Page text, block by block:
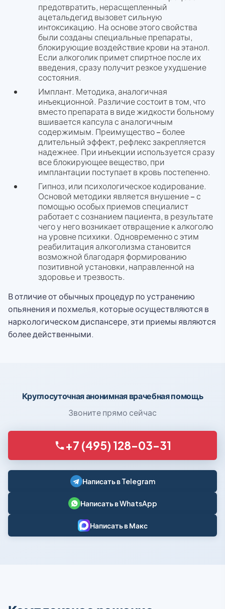
предотвратить, нерасщепленный
ацетальдегид вызовет сильную
интоксикацию. На основе этого свойства
были созданы специальные препараты,
блокирующие воздействие крови на этанол.
Если алкоголик примет спиртное после их
введения, сразу получит резкое ухудшение
состояния.
Имплант. Методика, аналогичная
инъекционной. Различие состоит в том, что
вместо препарата в виде жидкости больному
вшивается капсула с аналогичным
содержимым. Преимущество – более
длительный эффект, рефлекс закрепляется
надежнее. При инъекции используется сразу
все блокирующее вещество, при
имплантации поступает в кровь постепенно.
Гипноз, или психологическое кодирование.
Основой методики является внушение – с
помощью особых приемов специалист
работает с сознанием пациента, в результате
чего у него возникает отвращение к алкоголю
на уровне психики. Одновременно с этим
реабилитация алкоголизма становится
возможной благодаря формированию
позитивной установки, направленной на
здоровье и трезвость.
В отличие от обычных процедур по устранению
опьянения и похмелья, которые осуществляются в
наркологическом диспансере, эти приемы являются
более действенными.
Круглосуточная анонимная врачебная помощь
Звоните прямо сейчас
+7 (495) 128-03-31
Написать в Telegram
Написать в WhatsApp
Написать в Макс